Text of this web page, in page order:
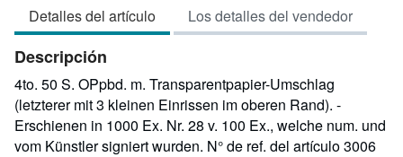
5
de
estrellas
Detalles del artículo Los detalles del vendedor
Descripción
4to. 50 S. OPpbd. m. Transparentpapier-Umschlag
(letzterer mit 3 kleinen Einrissen im oberen Rand). -
Erschienen in 1000 Ex. Nr. 28 v. 100 Ex., welche num. und
vom Künstler signiert wurden. N° de ref. del artículo 3006